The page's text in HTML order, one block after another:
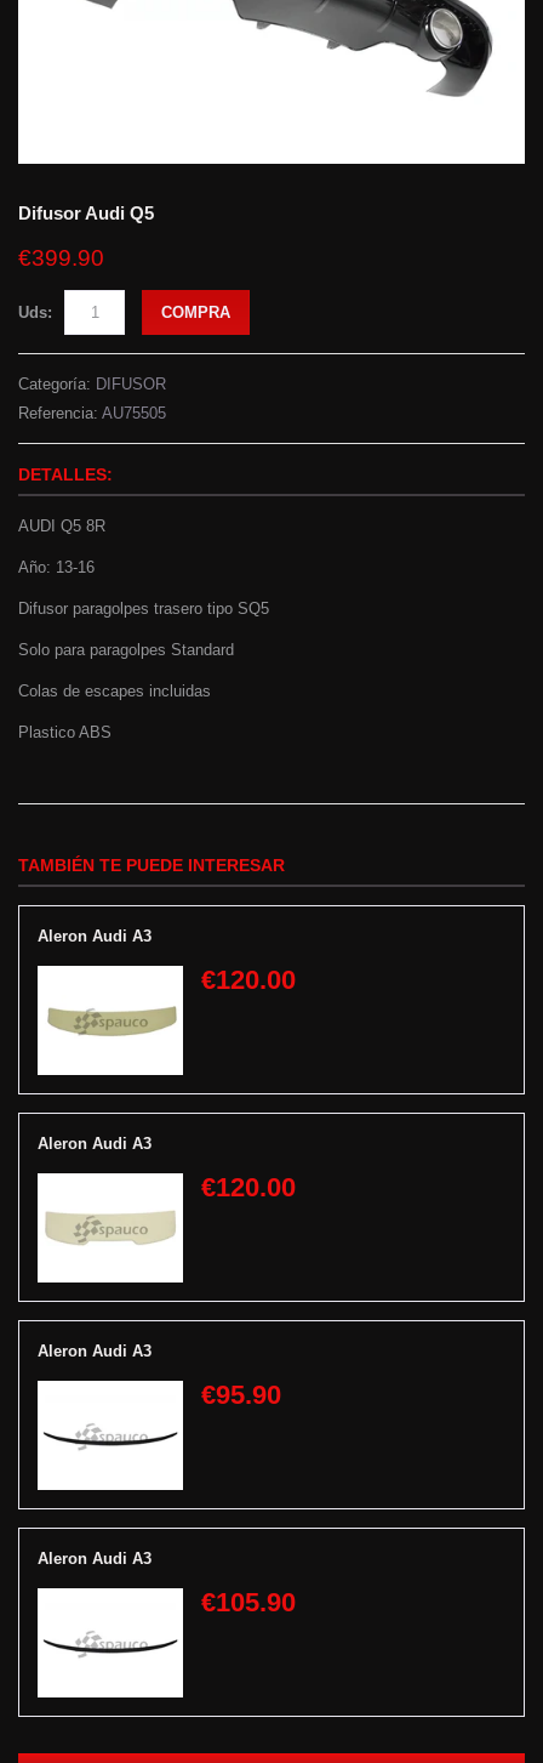
Difusor Audi Q5
€399.90
Uds: COMPRA
Categoría: DIFUSOR
Referencia: AU75505
DETALLES:
AUDI Q5 8R
Año: 13-16
Difusor paragolpes trasero tipo SQ5
Solo para paragolpes Standard
Colas de escapes incluidas
Plastico ABS
TAMBIÉN TE PUEDE INTERESAR
Aleron Audi A3
€120.00
Aleron Audi A3
€120.00
Aleron Audi A3
€95.90
Aleron Audi A3
€105.90